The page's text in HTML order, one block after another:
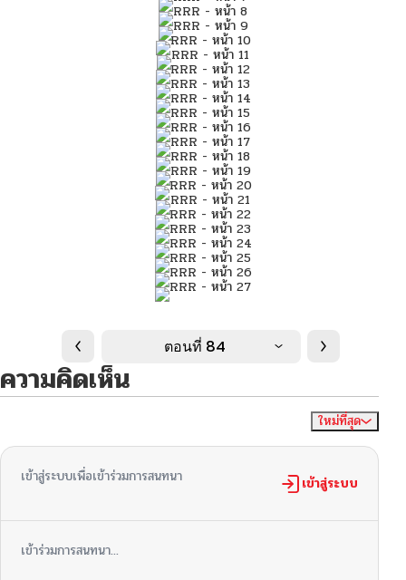
ตอนที่ 84
ความคิดเห็น
ใหม่ที่สุด
เข้าสู่ระบบเพื่อเข้าร่วมการสนทนา เข้าสู่ระบบ
เข้าร่วมการสนทนา...